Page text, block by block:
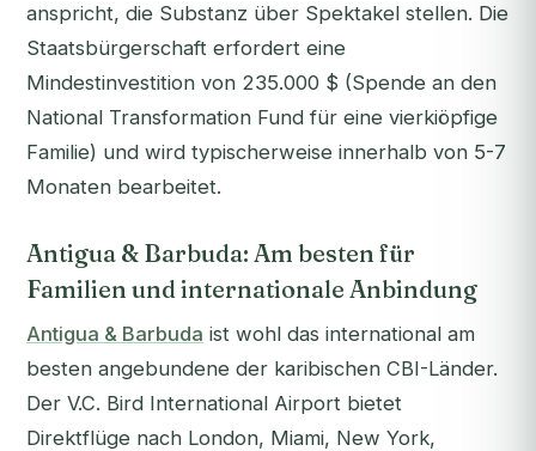
anspricht, die Substanz über Spektakel stellen. Die
Staatsbürgerschaft erfordert eine
Mindestinvestition von 235.000 $ (Spende an den
National Transformation Fund für eine vierkiöpfige
Familie) und wird typischerweise innerhalb von 5-7
Monaten bearbeitet.
Antigua & Barbuda: Am besten für
Familien und internationale Anbindung
Antigua & Barbuda ist wohl das international am
besten angebundene der karibischen CBI-Länder.
Der V.C. Bird International Airport bietet
Direktflüge nach London, Miami, New York,